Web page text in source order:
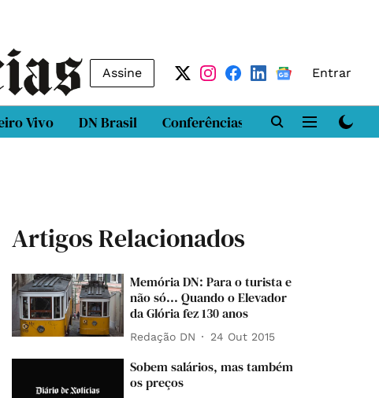
Assine Entrar
Vivo DN Brasil Conferências DN LAB
Artigos Relacionados
Memória DN: Para o turista e
não só... Quando o Elevador
da Glória fez 130 anos
Redação DN 24 Out 2015
Sobem salários, mas também
os preços